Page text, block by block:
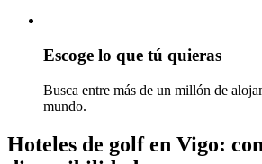
Escoge lo que tú quieras
Busca entre más de un millón de
mundo.
Hoteles de golf en Vigo: